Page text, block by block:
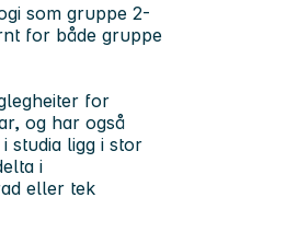
som gruppe 2-
for både gruppe
for
og har også
studia ligg i stor
i
eller tek